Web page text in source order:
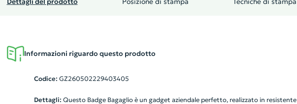
Informazioni riguardo questo prodotto
Codice: GZ260502229403405
Dettagli: Questo Badge Bagaglio è un gadget aziendale perfetto, realizzato in resistente